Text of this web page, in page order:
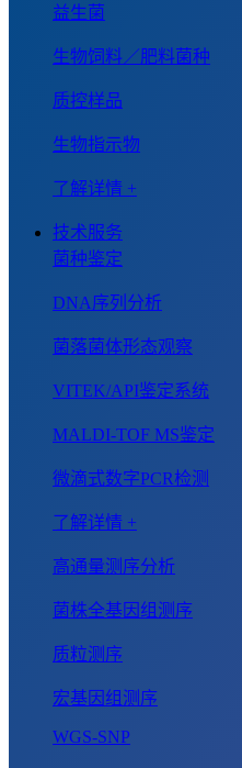
益生菌
生物饲料／肥料菌种
质控样品
生物指示物
了解详情 +
技术服务
菌种鉴定
DNA序列分析
菌落菌体形态观察
VITEK/API鉴定系统
MALDI-TOF MS鉴定
微滴式数字PCR检测
了解详情 +
高通量测序分析
菌株全基因组测序
质粒测序
宏基因组测序
WGS-SNP